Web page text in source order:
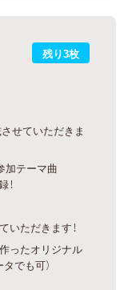
残り3枚
せていただきま
加テーマ曲
！
いただきます！
ったオリジナル
でも可）